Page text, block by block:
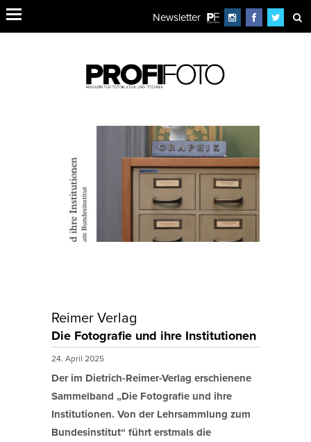
Newsletter
Reimer Verlag
Die Fotografie und ihre Institutionen
24. April 2025
Der im Dietrich-Reimer-Verlag erschienene
Sammelband „Die Fotografie und ihre
Institutionen. Von der Lehrsammlung zum
Bundesinstitut“ führt erstmals die